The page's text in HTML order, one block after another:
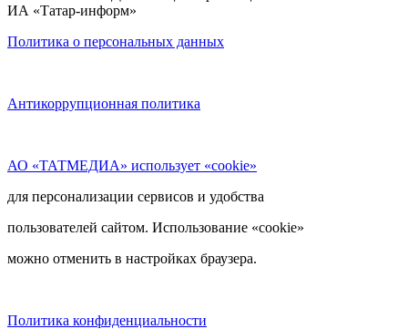
ИА «Татар-информ»
Политика о персональных данных
Антикоррупционная политика
АО «ТАТМЕДИА» использует «cookie»
для персонализации сервисов и удобства
пользователей сайтом. Использование «cookie»
можно отменить в настройках браузера.
Политика конфиденциальности